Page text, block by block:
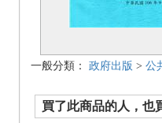
一般分類： 政府出版 > 公
買了此商品的人，也